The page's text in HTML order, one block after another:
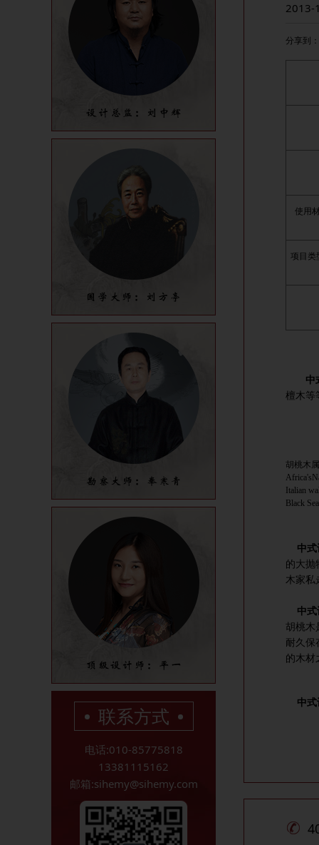
联系方式
电话:010-85775818
13381115162
邮箱:sihemy@sihemy.com
2013-
分享到：
使用
项目类
中
檀木等
胡桃木
Italian
Black
中
的大抛
木家私
中
胡桃木
耐久保
的木材
中